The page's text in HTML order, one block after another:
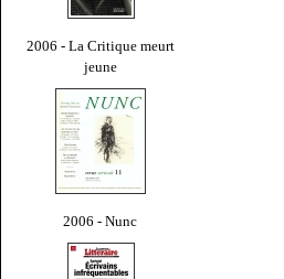
2006 - La Critique meurt
jeune
2006 - Nunc